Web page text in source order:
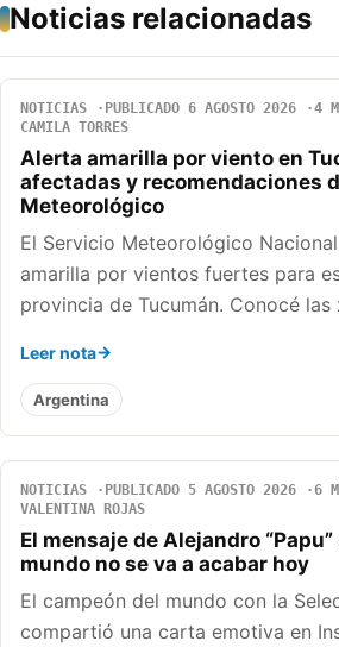
Noticias relacionadas
NOTICIAS PUBLICADO 6 AGOSTO 2026
4
CAMILA TORRES
Alerta amarilla por viento en
afectadas y recomendaciones
Meteorológico
El Servicio Meteorológico
amarilla por vientos fuertes para
provincia de Tucumán. Conocé las
Leer nota
Argentina
NOTICIAS PUBLICADO 5 AGOSTO 2026
6
VALENTINA ROJAS
El mensaje de Alejandro “Papu”
mundo no se va a acabar hoy
El campeón del mundo con la
compartió una carta emotiva en